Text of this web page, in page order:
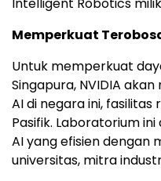
Memperkuat
Untuk memperkuat
Singapura, NVIDIA
AI di negara ini, fasilitas
Pasifik. Laboratorium
AI yang efisien dengan
universitas, mitra